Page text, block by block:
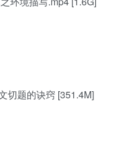
题的诀窍 [351.4M]